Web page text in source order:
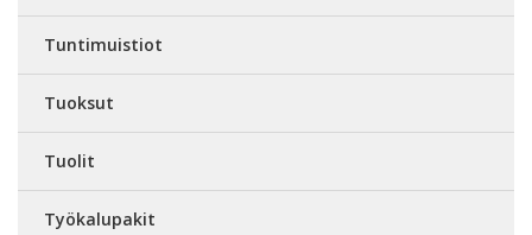
Tuntimuistiot
Tuoksut
Tuolit
Työkalupakit